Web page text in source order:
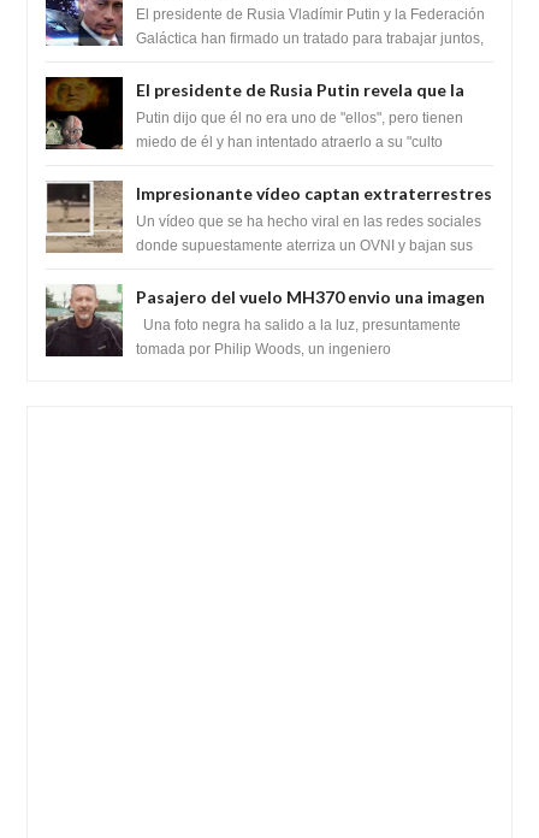
Federación Galactica han firmado un
tratado para acabar con los Sionistas?
El presidente de Rusia Vladímir Putin y la Federación
Galáctica han firmado un tratado para trabajar juntos,
El presidente de Rusia Putin revela que la
clase dominante en el mundo son los
híbridos reptiles
Putin dijo que él no era uno de "ellos", pero tienen
miedo de él y han intentado atraerlo a su "culto
Impresionante vídeo captan extraterrestres
bajando de un OVNI en Arabia Saudita
Un vídeo que se ha hecho viral en las redes sociales
donde supuestamente aterriza un OVNI y bajan sus
Pasajero del vuelo MH370 envio una imagen
y texto desde la Isla Diego Garcia
Una foto negra ha salido a la luz, presuntamente
tomada por Philip Woods, un ingeniero